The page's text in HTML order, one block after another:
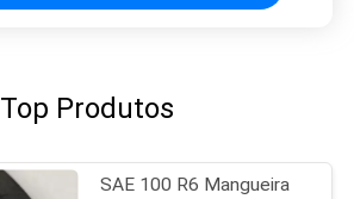
Top Produtos
SAE 100 R6 Mangueira